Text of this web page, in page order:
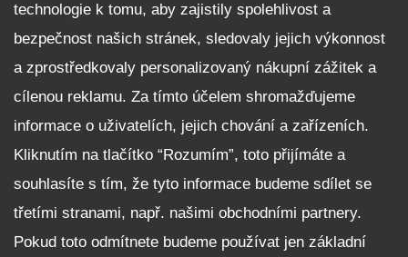
Fleet program Škoda
Nabídka zaměstnání
Facebook
Reklamační řád
Zásady zpracování osobních údajů pro zákazníky
Upozornění pro věřitele a společníky na jejich práva
Nastavení cookies
technologie k tomu, aby zajistily spolehlivost a
bezpečnost našich stránek, sledovaly jejich výkonnost
a zprostředkovaly personalizovaný nákupní zážitek a
cílenou reklamu. Za tímto účelem shromažďujeme
informace o uživatelích, jejich chování a zařízeních.
Kliknutím na tlačítko “Rozumím”, toto přijímáte a
souhlasíte s tím, že tyto informace budeme sdílet se
třetími stranami, např. našimi obchodními partnery.
Pokud toto odmítnete budeme používat jen základní